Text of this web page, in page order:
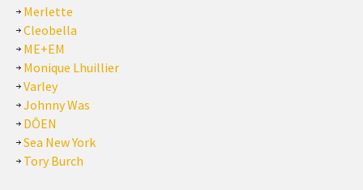
Merlette
Cleobella
ME+EM
Monique Lhuillier
Varley
Johnny Was
DÔEN
Sea New York
Tory Burch